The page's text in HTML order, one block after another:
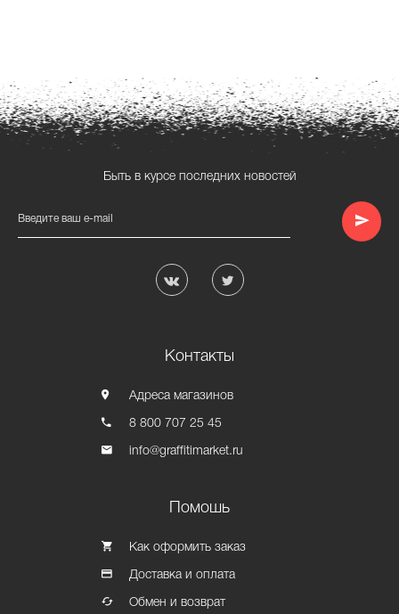
Быть в курсе последних новостей
Введите ваш e-mail
Контакты
Адреса магазинов
8 800 707 25 45
info@graffitimarket.ru
Помошь
Как оформить заказ
Доставка и оплата
Обмен и возврат